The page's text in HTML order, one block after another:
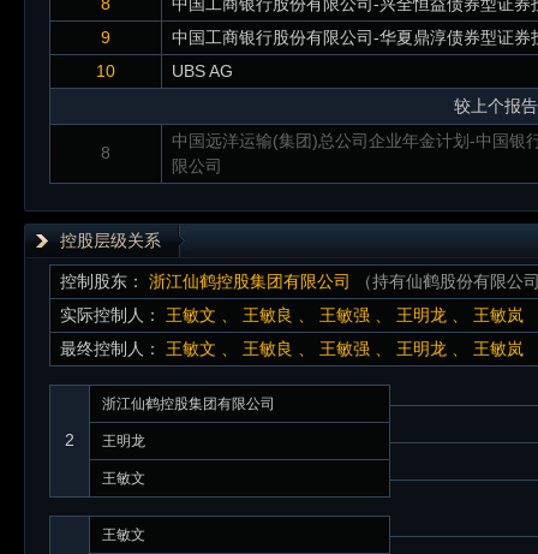
9
中国工商银行股份有限公司-华夏鼎淳债券型证券
10
UBS AG
较上个报
8
中国远洋运输(集团)总公司企业年金计划-中国银
限公司
控股层级关系
控制股东： 浙江仙鹤控股集团有限公司
（持有仙鹤股份有限公
实际控制人：
王敏文 王敏良 王敏强 王明龙 王敏岚
最终控制人：
王敏文 王敏良 王敏强 王明龙 王敏岚
2
浙江仙鹤控股集团有限公司
王明龙
王敏文
王敏文